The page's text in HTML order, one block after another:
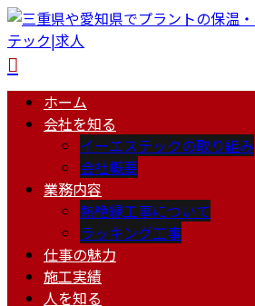
ホーム
会社を知る
イーエステックの取り組み
会社概要
業務内容
熱絶縁工事について
ラッキング工事
仕事の魅力
施工実績
人を知る